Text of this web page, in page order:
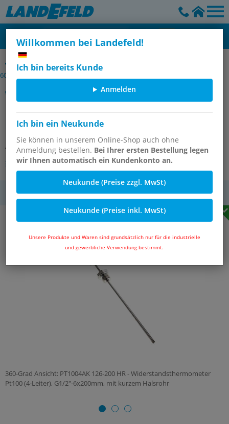
Willkommen bei Landefeld!
Ich bin bereits Kunde
Anmelden
Ich bin ein Neukunde
Sie können in unserem Online-Shop auch ohne
Anmeldung bestellen. Bei Ihrer ersten Bestellung legen
wir Ihnen automatisch ein Kundenkonto an.
Neukunde (Preise zzgl. MwSt)
Neukunde (Preise inkl. MwSt)
Unsere Produkte und Waren sind grundsätzlich nur für die industrielle
und gewerbliche Verwendung bestimmt.
Widerstandsthermometer mit kleinem Anschlusskopf, DIN EN IEC
60751
Widerstandsthermometer Pt100 (4-
Leiter), G1/2"-6x200mm, mit
kurzem Halsrohr
Artikelnummer: PT1004AK 126-200 HR
Andere Varianten des Artikels
MwSt.
360-Grad Ansicht: PT1004AK 126-200 HR - Widerstandsthermometer
Pt100 (4-Leiter), G1/2"-6x200mm, mit kurzem Halsrohr